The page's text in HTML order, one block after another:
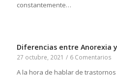
constantemente…
Diferencias entre Anorexia
27 octubre, 2021 / 6 Comentarios
A la hora de hablar de